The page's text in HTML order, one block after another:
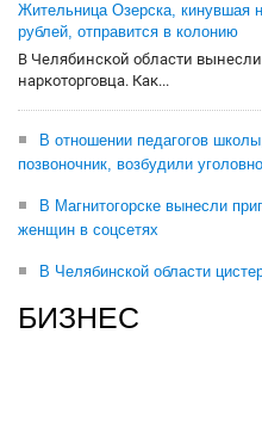
Жительница Озерска, кинувшая
рублей, отправится в колонию
В Челябинской области
наркоторговца. Как...
В отношении педагогов
позвоночник, возбудили
В Магнитогорске вынесли
женщин в соцсетях
В Челябинской области
БИЗНЕС